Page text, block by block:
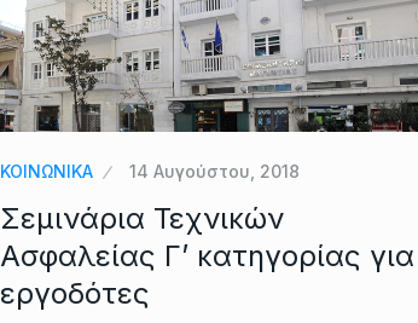
ΚΟΙΝΩΝΙΚΑ 14 Αυγούστου, 2018
Σεμινάρια Τεχνικών
Ασφαλείας Γ’ κατηγορίας για
εργοδότες